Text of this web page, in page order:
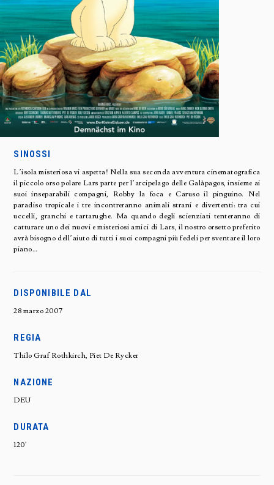
SINOSSI
L’isola misteriosa vi aspetta! Nella sua seconda avventura cinematografica
il piccolo orso polare Lars parte per l’arcipelago delle Galàpagos, insieme ai
suoi inseparabili compagni, Robby la foca e Caruso il pinguino. Nel
paradiso tropicale i tre incontreranno animali strani e divertenti: tra cui
uccelli, granchi e tartarughe. Ma quando degli scienziati tenteranno di
catturare uno dei nuovi e misteriosi amici di Lars, il nostro orsetto preferito
avrà bisogno dell’aiuto di tutti i suoi compagni più fedeli per sventare il loro
piano…
DISPONIBILE DAL
28 marzo 2007
REGIA
Thilo Graf Rothkirch, Piet De Rycker
NAZIONE
DEU
DURATA
120'